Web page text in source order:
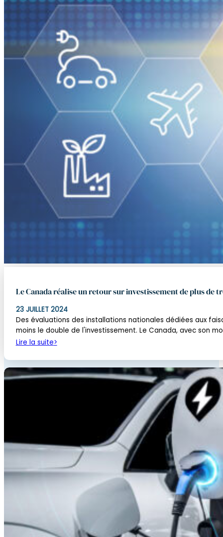
Le Canada réalise un retour sur investissement de plus de
23 JUILLET 2024
Des évaluations des installations nationales dédiées aux
moins le double de l'investissement. Le Canada, avec son
Lire la suite